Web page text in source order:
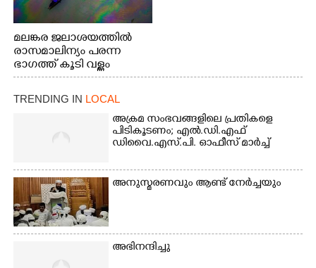
മലങ്കര ജലാശയത്തിൽ
രാസമാലിന്യം പരന്ന
ഭാഗത്ത് കൂടി വള്ളം
തുഴഞ്ഞു പോകുന്ന
പ്രദേശവാസികൾ
TRENDING IN LOCAL
അക്രമ സംഭവങ്ങളിലെ പ്രതികളെ
പിടികൂടണം; എൽ.ഡി.എഫ്
ഡിവൈ.എസ്.പി. ഓഫീസ് മാർച്ച്
അനുസ്മരണവും ആണ്ട് നേർച്ചയും
അഭിനന്ദിച്ചു